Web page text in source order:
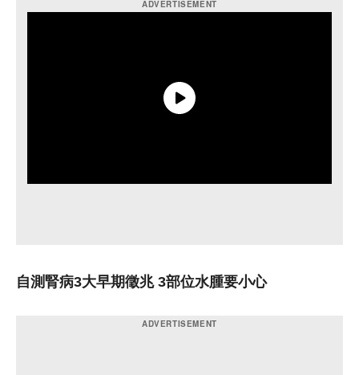
自測腎病3大早期徵兆 3部位水腫要小心